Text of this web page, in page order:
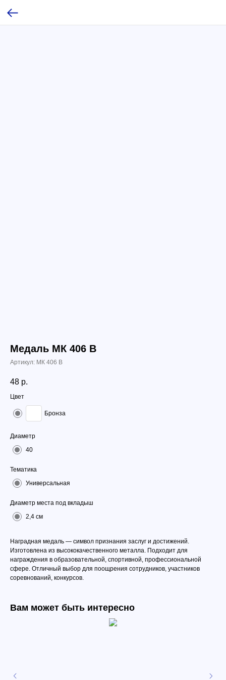
Медаль МК 406 B
Артикул: МК 406 B
48 р.
Цвет
Бронза
Диаметр
40
Тематика
Универсальная
Диаметр места под вкладыш
2,4 см
Наградная медаль — символ признания заслуг и достижений.
Изготовлена из высококачественного металла. Подходит для
награждения в образовательной, спортивной, профессиональной
сфере. Отличный выбор для поощрения сотрудников, участников
соревнований, конкурсов.
Вам может быть интересно